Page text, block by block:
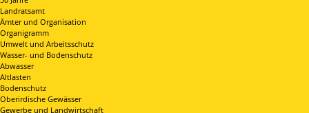
Landratsamt
Ämter und Organisation
Organigramm
Umwelt und Arbeitsschutz
Wasser- und Bodenschutz
Abwasser
Altlasten
Bodenschutz
Oberirdische Gewässer
Gewerbe und Landwirtschaft